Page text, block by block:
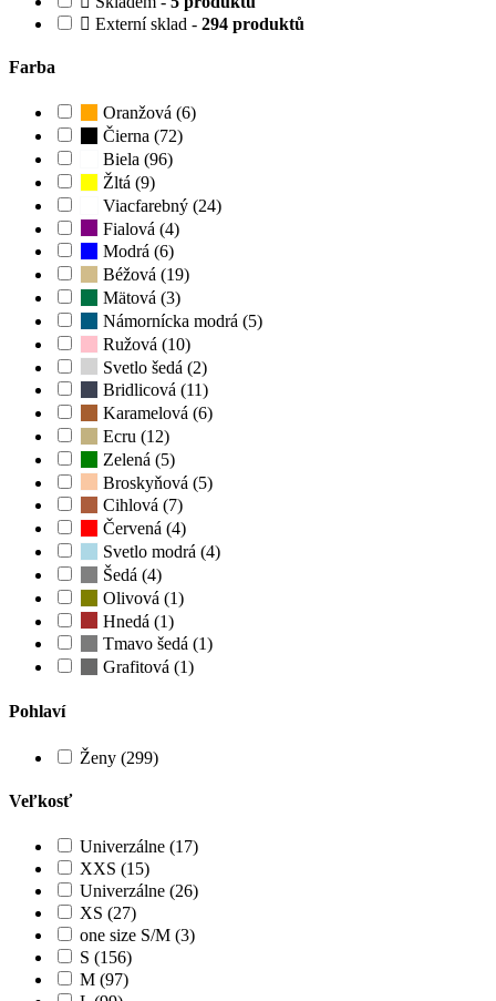
Externí sklad - 294 produktů
Farba
Oranžová (6)
Čierna (72)
Biela (96)
Žltá (9)
Viacfarebný (24)
Fialová (4)
Modrá (6)
Béžová (19)
Mätová (3)
Námornícka modrá (5)
Ružová (10)
Svetlo šedá (2)
Bridlicová (11)
Karamelová (6)
Ecru (12)
Zelená (5)
Broskyňová (5)
Cihlová (7)
Červená (4)
Svetlo modrá (4)
Šedá (4)
Olivová (1)
Hnedá (1)
Tmavo šedá (1)
Grafitová (1)
Pohlaví
Ženy (299)
Veľkosť
Univerzálne (17)
XXS (15)
Univerzálne (26)
XS (27)
one size S/M (3)
S (156)
M (97)